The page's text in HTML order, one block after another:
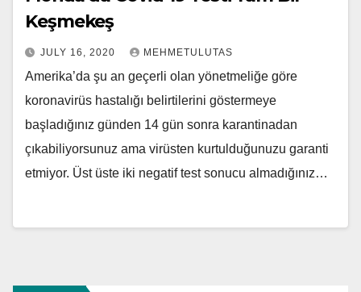
Keşmekeş
JULY 16, 2020 MEHMETULUTAS
Amerika’da şu an geçerli olan yönetmeliğe göre
koronavirüs hastalığı belirtilerini göstermeye
başladığınız günden 14 gün sonra karantinadan
çıkabiliyorsunuz ama virüsten kurtulduğunuzu garanti
etmiyor. Üst üste iki negatif test sonucu almadığınız…